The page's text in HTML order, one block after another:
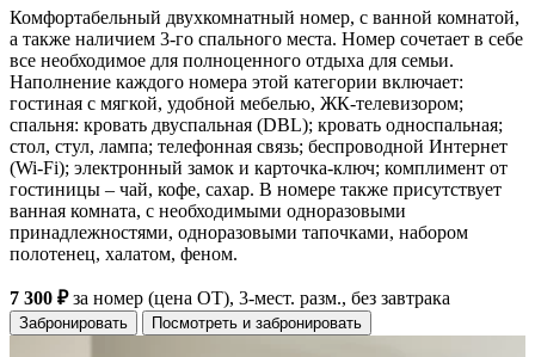
Комфортабельный двухкомнатный номер, с ванной комнатой,
а также наличием 3-го спального места. Номер сочетает в себе
все необходимое для полноценного отдыха для семьи.
Наполнение каждого номера этой категории включает:
гостиная с мягкой, удобной мебелью, ЖК-телевизором;
спальня: кровать двуспальная (DBL); кровать односпальная;
стол, стул, лампа; телефонная связь; беспроводной Интернет
(Wi-Fi); электронный замок и карточка-ключ; комплимент от
гостиницы – чай, кофе, сахар. В номере также присутствует
ванная комната, с необходимыми одноразовыми
принадлежностями, одноразовыми тапочками, набором
полотенец, халатом, феном.
7 300 ₽за номер (цена ОТ), 3-мест. разм., без завтрака
Забронировать Посмотреть и забронировать